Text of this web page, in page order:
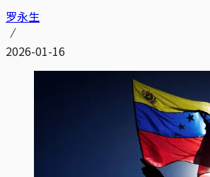
罗永生
2026-01-16